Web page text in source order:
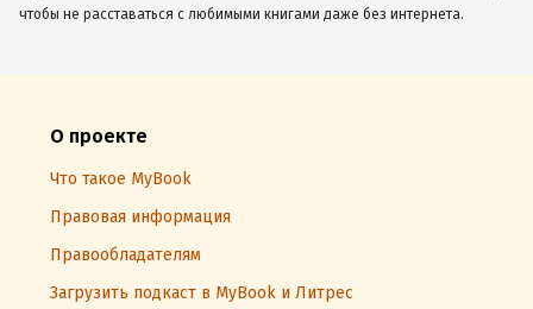
чтобы не расставаться с любимыми книгами даже без интернета.
О проекте
Что такое MyBook
Правовая информация
Правообладателям
Загрузить подкаст в MyBook и Литрес